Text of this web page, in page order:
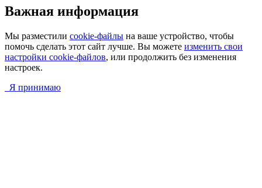
Важная информация
Мы разместили cookie-файлы на ваше устройство, чтобы
помочь сделать этот сайт лучше. Вы можете изменить свои
настройки cookie-файлов, или продолжить без изменения
настроек.
Я принимаю